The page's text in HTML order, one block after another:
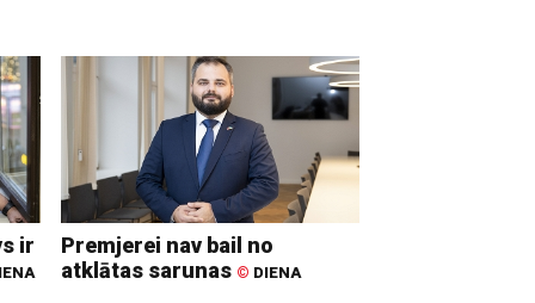
ir
Premjerei nav bail no
atklātas sarunas © DIENA